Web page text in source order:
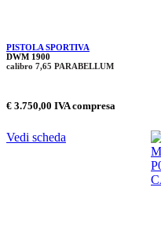
PISTOLA SPORTIVA
DWM 1900
calibro 7,65 PARABELLUM
€ 3.750,00 IVA compresa
Vedi scheda